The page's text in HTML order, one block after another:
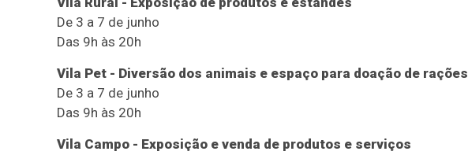
De 3 a 7 de junho
Das 9h às 20h
Vila Pet - Diversão dos animais e espaço para doação de rações
De 3 a 7 de junho
Das 9h às 20h
Vila Campo - Exposição e venda de produtos e serviços